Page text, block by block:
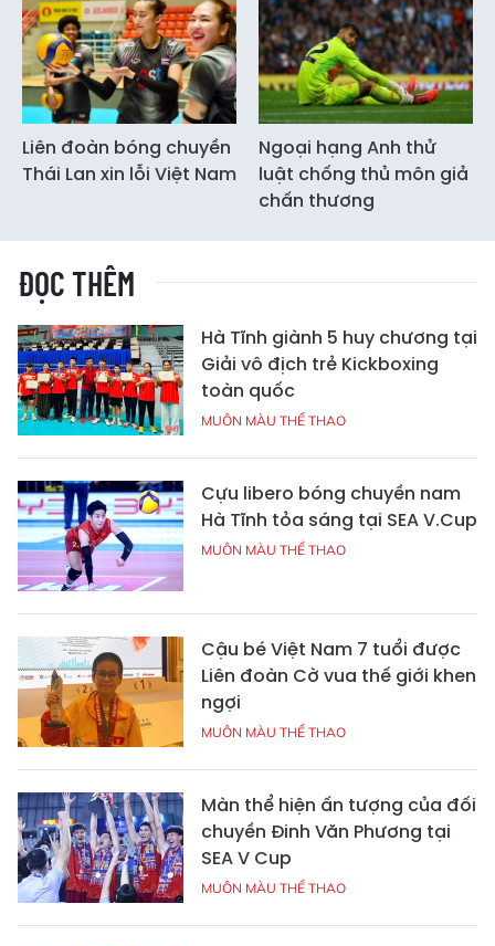
Liên đoàn bóng chuyền
Thái Lan xin lỗi Việt Nam
Ngoại hạng Anh thử
luật chống thủ môn giả
chấn thương
ĐỌC THÊM
Hà Tĩnh giành 5 huy chương tại
Giải vô địch trẻ Kickboxing
toàn quốc
MUÔN MÀU THỂ THAO
Cựu libero bóng chuyền nam
Hà Tĩnh tỏa sáng tại SEA V.Cup
MUÔN MÀU THỂ THAO
Cậu bé Việt Nam 7 tuổi được
Liên đoàn Cờ vua thế giới khen
ngợi
MUÔN MÀU THỂ THAO
Màn thể hiện ấn tượng của đối
chuyền Đinh Văn Phương tại
SEA V Cup
MUÔN MÀU THỂ THAO